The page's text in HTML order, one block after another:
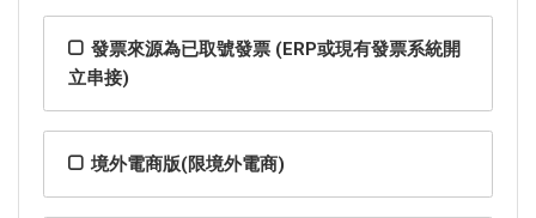
發票來源為已取號發票 (ERP或現有發票系統開
立串接)
境外電商版(限境外電商)